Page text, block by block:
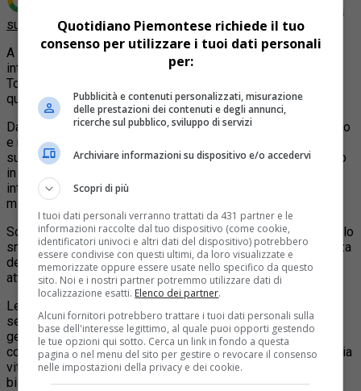
Fonte preferita
su Google
A Torino la Dora diventa Il fiume delle biografie grazie a un
intervento artistico, ideato all’interno del progetto europeo
ToNite, per rafforzare il senso di comunità tra chi abita nei
quartieri attorno al fiume.
Dal 12 settembre un’opera filmica diretta da Stefano Di Polito
e montata da Giuseppe Bisceglia accoglierà chi passeggia
sul Lungo Dora, dal Ponte Mosca fino a via Cigna, mostrando
in dieci video le biografie degli abitanti storici del territorio
intrecciate con quelle delle nuove generazioni di origine
migratoria.
Scaricando la app Tellingstones le storie saranno visibili sullo
smartphone, senza bisogno di leggere dei Qrcode, all’altezza
dei ponti, proprio per simboleggiare l’intento di unire
attraverso la narrazione.
Le dieci biografie accomunano il destino di chi è immigrato
sessanta anni fa a Torino con i migranti di oggi e le nuove
generazioni di italiani, e ci aiutano a riflettere sulla
complessità dell’identità, sugli sforzi per migliorare la propria
vita, sull’importanza degli incontri e del dialogo e, infine, sul
bisogno di realizzazione.
Quotidiano Piemontese richiede il tuo
consenso per utilizzare i tuoi dati personali
per:
Pubblicità e contenuti personalizzati, misurazione
delle prestazioni dei contenuti e degli annunci,
ricerche sul pubblico, sviluppo di servizi
Archiviare informazioni su dispositivo e/o accedervi
Scopri di più
I tuoi dati personali verranno trattati da 431 partner e le
informazioni raccolte dal tuo dispositivo (come cookie,
identificatori univoci e altri dati del dispositivo) potrebbero
essere condivise con questi ultimi, da loro visualizzate e
memorizzate oppure essere usate nello specifico da questo
sito. Noi e i nostri partner potremmo utilizzare dati di
localizzazione esatti. Elenco dei partner.
Alcuni fornitori potrebbero trattare i tuoi dati personali sulla
base dell'interesse legittimo, al quale puoi opporti gestendo
le tue opzioni qui sotto. Cerca un link in fondo a questa
pagina o nel menu del sito per gestire o revocare il consenso
nelle impostazioni della privacy e dei cookie.